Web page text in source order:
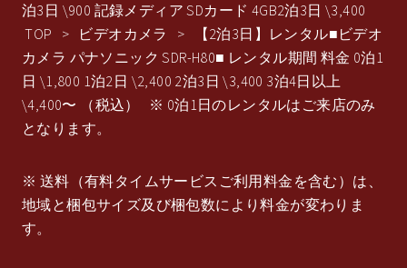
泊3日 \900 記録メディア SDカード 4GB2泊3日 \3,400
TOP > ビデオカメラ > 【2泊3日】レンタル■ビデオ
カメラ パナソニック SDR-H80■ レンタル期間 料金 0泊1
日 \1,800 1泊2日 \2,400 2泊3日 \3,400 3泊4日以上
\4,400〜 （税込） ※ 0泊1日のレンタルはご来店のみ
となります。
※ 送料（有料タイムサービスご利用料金を含む）は、
地域と梱包サイズ及び梱包数により料金が変わりま
す。